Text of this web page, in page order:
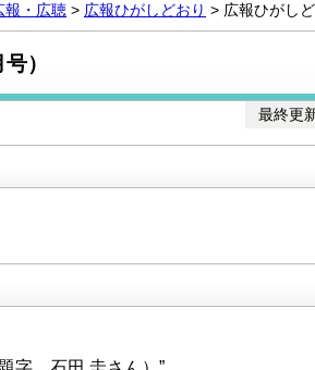
報・広聴 > 広報ひがしどおり > 広報ひがし
）
最終更